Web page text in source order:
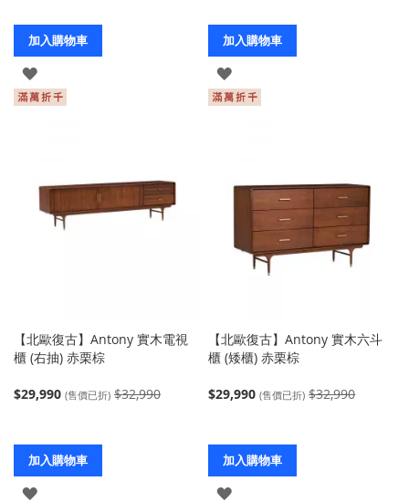
加入購物車
登
入
加入購物車
登
入
【北歐復古】Antony 實木電視
櫃 (右抽) 赤栗棕
$29,990 (售價已折) $32,990
加入購物車
登
【北歐復古】Antony 實木六斗
櫃 (矮櫃) 赤栗棕
$29,990 (售價已折) $32,990
加入購物車
登